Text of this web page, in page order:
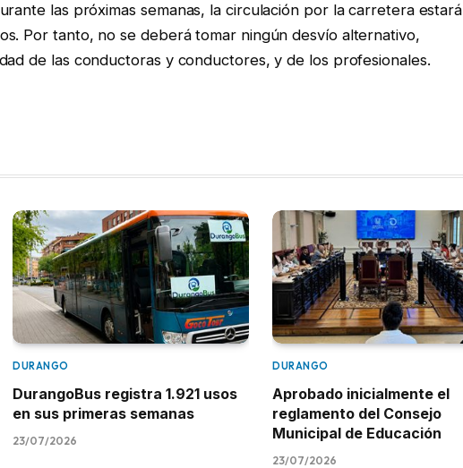
las próximas semanas, la circulación por la carretera estará
Por tanto, no se deberá tomar ningún desvío alternativo,
de las conductoras y conductores, y de los profesionales.
DURANGO
DurangoBus registra 1.921 usos
en sus primeras semanas
23/07/2026
DURANGO
Aprobado inicialmente el
reglamento del Consejo
Municipal de Educación
23/07/2026